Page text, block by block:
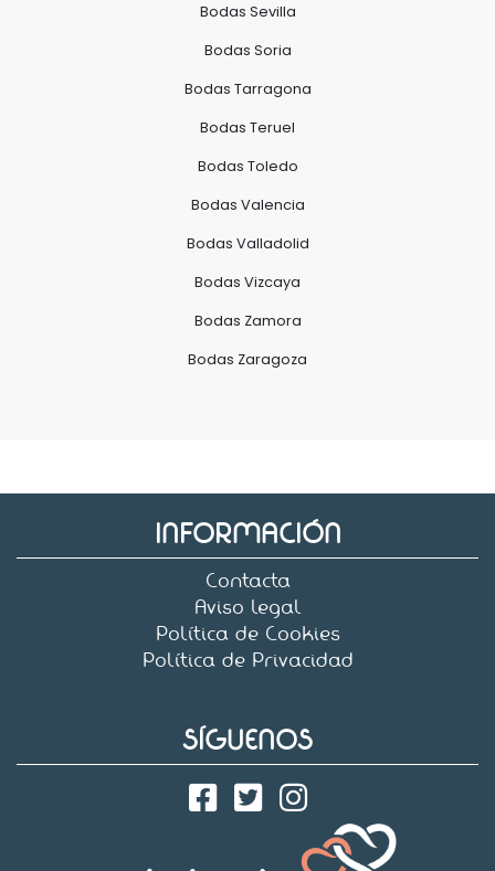
Bodas Sevilla
Bodas Soria
Bodas Tarragona
Bodas Teruel
Bodas Toledo
Bodas Valencia
Bodas Valladolid
Bodas Vizcaya
Bodas Zamora
Bodas Zaragoza
INFORMACIÓN
Contacta
Aviso legal
Política de Cookies
Política de Privacidad
SÍGUENOS